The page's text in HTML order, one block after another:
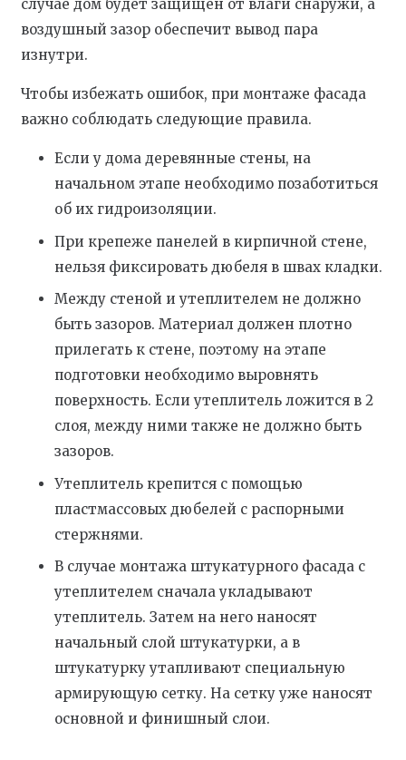
случае дом будет защищен от влаги снаружи, а
воздушный зазор обеспечит вывод пара
изнутри.
Чтобы избежать ошибок, при монтаже фасада
важно соблюдать следующие правила.
Если у дома деревянные стены, на
начальном этапе необходимо позаботиться
об их гидроизоляции.
При крепеже панелей в кирпичной стене,
нельзя фиксировать дюбеля в швах кладки.
Между стеной и утеплителем не должно
быть зазоров. Материал должен плотно
прилегать к стене, поэтому на этапе
подготовки необходимо выровнять
поверхность. Если утеплитель ложится в 2
слоя, между ними также не должно быть
зазоров.
Утеплитель крепится с помощью
пластмассовых дюбелей с распорными
стержнями.
В случае монтажа штукатурного фасада с
утеплителем сначала укладывают
утеплитель. Затем на него наносят
начальный слой штукатурки, а в
штукатурку утапливают специальную
армирующую сетку. На сетку уже наносят
основной и финишный слои.